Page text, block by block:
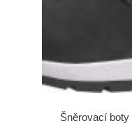
Šněrovací boty